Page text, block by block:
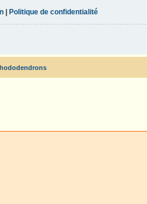
| Politique de confidentialité